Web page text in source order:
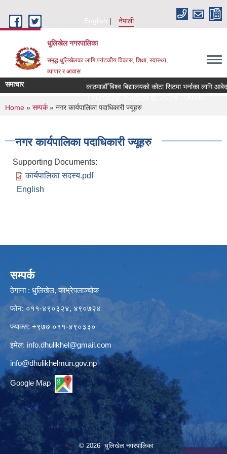
English
नेपाली
धुलिखेल नगरपालिका
समृद्ध धुलिखेलका लागि पर्यटकीय विकास, शिक्षा, स्वास्थ्य,
व्यापार र आवास
समाचार काठमाडौँ बिश्व बिद्यालयको कोटा सिटमा भर्नाका लागि
You are here
Home » सम्पर्क» नगर कार्यपालिका पदाधिकारी ज्यूहरु
नगर कार्यपालिका पदाधिकारी ज्यूहरु
Supporting Documents:
कार्यपालिका सदस्य.pdf
English
सम्पर्क
ठेगाना : धुलिखेल, काभ्रेपलाञ्चोक
फोन: ०११-४९०३२४, ४९०७२४
फ्याक्स: +९७७ ०११-४९०३३०
इमेल: info.dhulikhel@gmail.com
info@dhulikhelmun.gov.np
Google Map
© 2026 धुलिखेल नगरपालिका